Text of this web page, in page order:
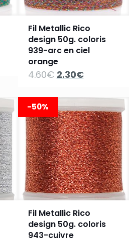
Fil Metallic Rico
design 50g. coloris
939-arc en ciel
orange
4.60€ Le
4.60€.
2.30€Le
2.30€.
-50%
Fil Metallic Rico
design 50g. coloris
943-cuivre